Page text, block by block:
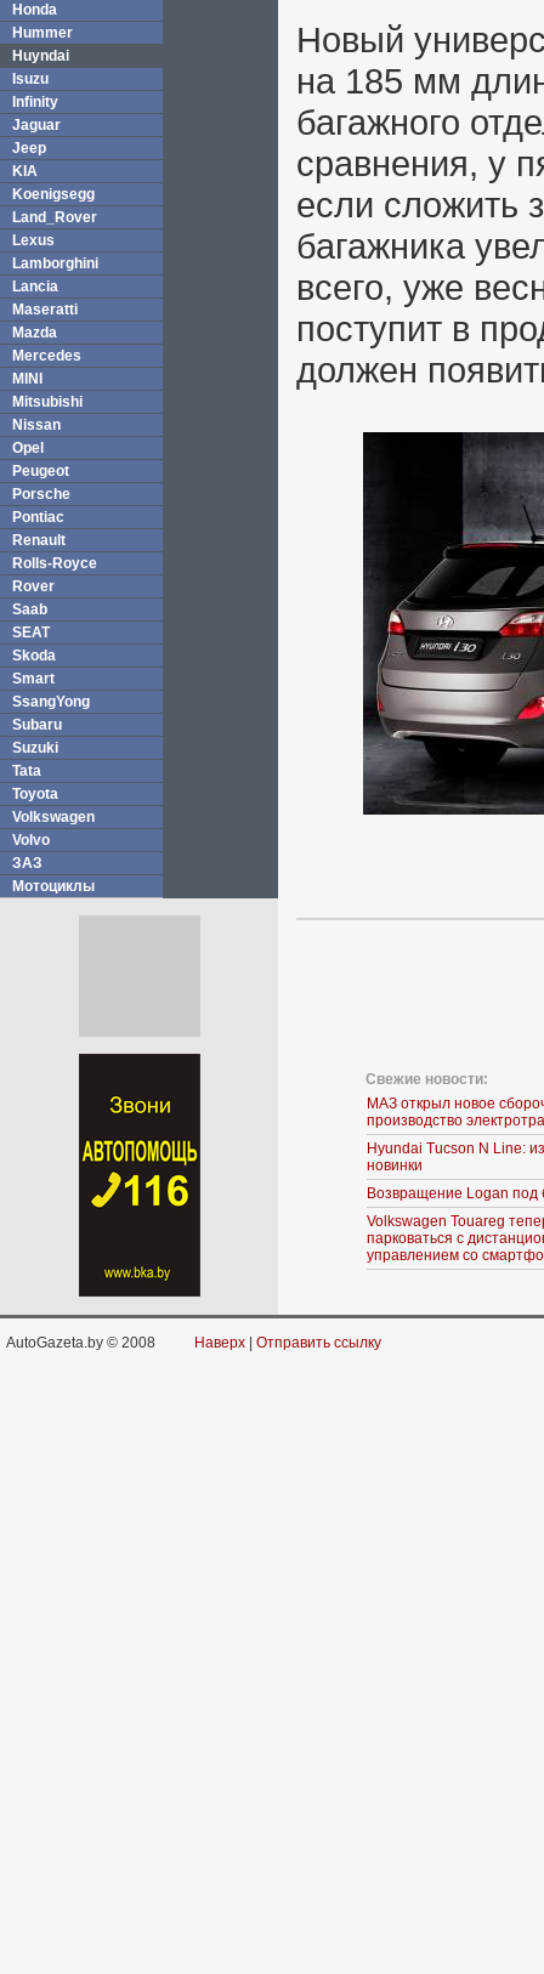
Honda
Hummer
Huyndai
Isuzu
Infinity
Jaguar
Jeep
KIA
Koenigsegg
Land_Rover
Lexus
Lamborghini
Lancia
Maseratti
Mazda
Mercedes
MINI
Mitsubishi
Nissan
Opel
Peugeot
Porsche
Pontiac
Renault
Rolls-Royce
Rover
Saab
SEAT
Skoda
Smart
SsangYong
Subaru
Suzuki
Tata
Toyota
Volkswagen
Volvo
ЗАЗ
Мотоциклы
Новый
на 185 мм
багажного
сравнения, у
если сложить
багажника
всего, уже
поступит в
должен
Свежие новости:
МАЗ открыл новое
производство
Hyundai Tucson N Line:
новинки
Возвращение Logan под
Volkswagen Touareg
парковаться с
управлением со
AutoGazeta.by © 2008 Наверх Отправить ссылку